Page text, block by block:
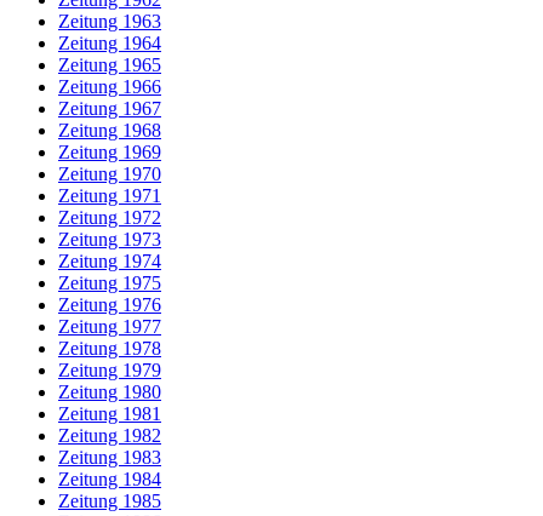
Zeitung 1963
Zeitung 1964
Zeitung 1965
Zeitung 1966
Zeitung 1967
Zeitung 1968
Zeitung 1969
Zeitung 1970
Zeitung 1971
Zeitung 1972
Zeitung 1973
Zeitung 1974
Zeitung 1975
Zeitung 1976
Zeitung 1977
Zeitung 1978
Zeitung 1979
Zeitung 1980
Zeitung 1981
Zeitung 1982
Zeitung 1983
Zeitung 1984
Zeitung 1985